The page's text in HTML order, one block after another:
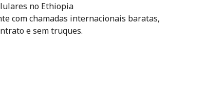
no Ethiopia
com chamadas internacionais baratas,
e sem truques.